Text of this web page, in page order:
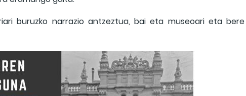
buruzko narrazio antzeztua, bai eta museoari eta bere